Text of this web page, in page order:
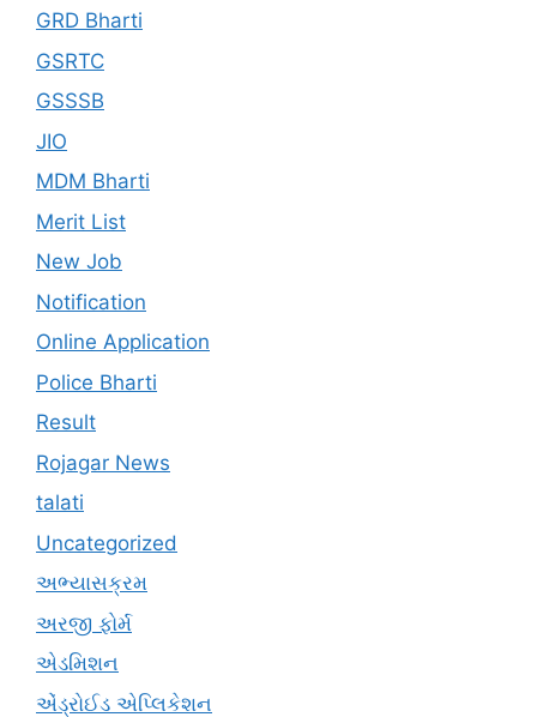
GRD Bharti
GSRTC
GSSSB
JIO
MDM Bharti
Merit List
New Job
Notification
Online Application
Police Bharti
Result
Rojagar News
talati
Uncategorized
અભ્યાસક્રમ
અરજી ફોર્મ
એડમિશન
એંડ્રોઈડ એપ્લિકેશન